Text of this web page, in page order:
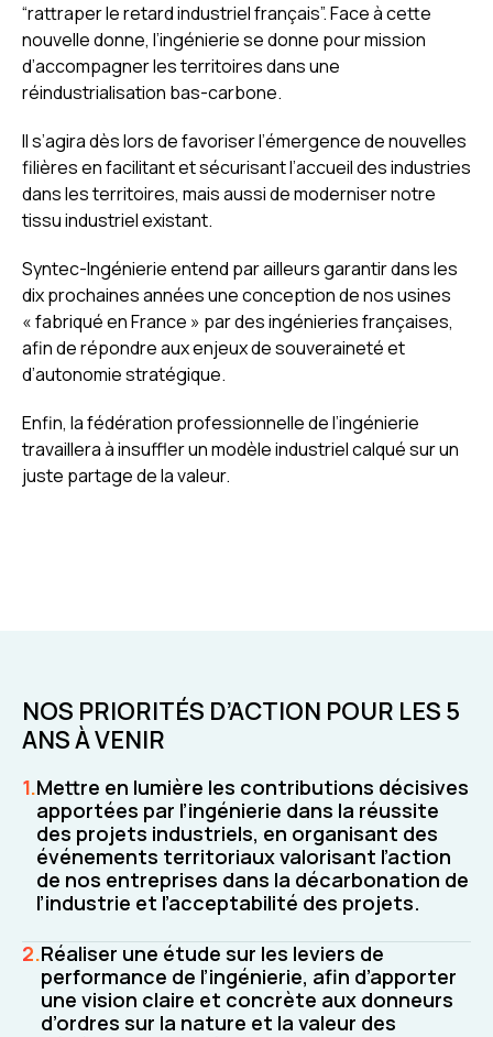
“rattraper le retard industriel français”. Face à cette
nouvelle donne, l’ingénierie se donne pour mission
d’accompagner les territoires dans une
réindustrialisation bas-carbone.
Il s’agira dès lors de favoriser l’émergence de nouvelles
filières en facilitant et sécurisant l’accueil des industries
dans les territoires, mais aussi de moderniser notre
tissu industriel existant.
Syntec-Ingénierie entend par ailleurs garantir dans les
dix prochaines années une conception de nos usines
« fabriqué en France » par des ingénieries françaises,
afin de répondre aux enjeux de souveraineté et
d’autonomie stratégique.
Enfin, la fédération professionnelle de l’ingénierie
travaillera à insuffler un modèle industriel calqué sur un
juste partage de la valeur.
NOS PRIORITÉS D’ACTION POUR LES 5
ANS À VENIR
Mettre en lumière les contributions décisives
apportées par l’ingénierie dans la réussite
des projets industriels, en organisant des
événements territoriaux valorisant l’action
de nos entreprises dans la décarbonation de
l’industrie et l’acceptabilité des projets.
Réaliser une étude sur les leviers de
performance de l’ingénierie, afin d’apporter
une vision claire et concrète aux donneurs
d’ordres sur la nature et la valeur des